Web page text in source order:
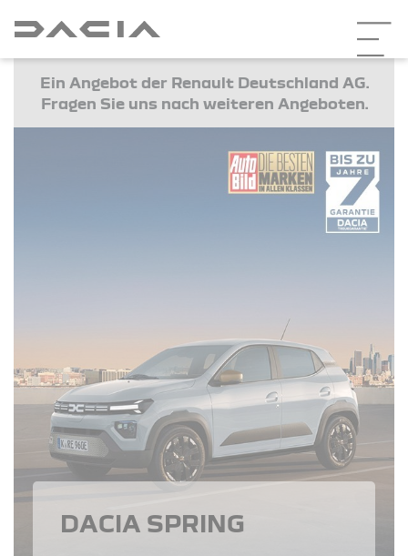
Ein Angebot der Renault Deutschland AG.
Fragen Sie uns nach weiteren Angeboten.
DACIA SPRING